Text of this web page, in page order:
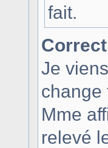
fait.
Je
change
Mme
relevé